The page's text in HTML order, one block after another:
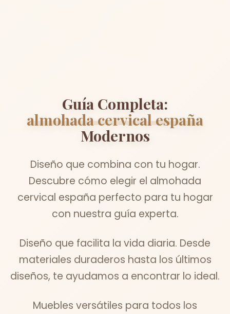
Guía Completa:
almohada cervical españa
Modernos
Diseño que combina con tu hogar.
Descubre cómo elegir el almohada
cervical españa perfecto para tu hogar
con nuestra guía experta.
Diseño que facilita la vida diaria. Desde
materiales duraderos hasta los últimos
diseños, te ayudamos a encontrar lo ideal.
Muebles versátiles para todos los